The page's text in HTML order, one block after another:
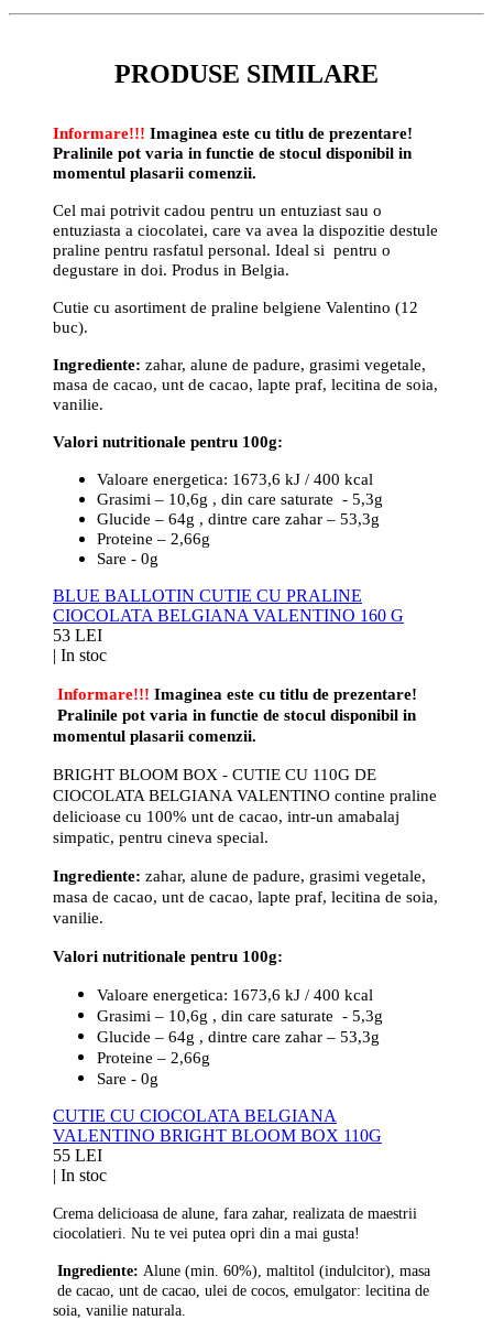
PRODUSE SIMILARE
Informare!!! Imaginea este cu titlu de prezentare!
Pralinile pot varia in functie de stocul disponibil in
momentul plasarii comenzii.
Cel mai potrivit cadou pentru un entuziast sau o
entuziasta a ciocolatei, care va avea la dispozitie destule
praline pentru rasfatul personal. Ideal si pentru o
degustare in doi. Produs in Belgia.
Cutie cu asortiment de praline belgiene Valentino (12
buc).
Ingrediente: zahar, alune de padure, grasimi vegetale,
masa de cacao, unt de cacao, lapte praf, lecitina de soia,
vanilie.
Valori nutritionale pentru 100g:
Valoare energetica: 1673,6 kJ / 400 kcal
Grasimi – 10,6g , din care saturate - 5,3g
Glucide – 64g , dintre care zahar – 53,3g
Proteine – 2,66g
Sare - 0g
BLUE BALLOTIN CUTIE CU PRALINE
CIOCOLATA BELGIANA VALENTINO 160 G
53 LEI
| In stoc
Informare!!! Imaginea este cu titlu de prezentare!
Pralinile pot varia in functie de stocul disponibil in
momentul plasarii comenzii.
BRIGHT BLOOM BOX - CUTIE CU 110G DE
CIOCOLATA BELGIANA VALENTINO contine praline
delicioase cu 100% unt de cacao, intr-un amabalaj
simpatic, pentru cineva special.
Ingrediente: zahar, alune de padure, grasimi vegetale,
masa de cacao, unt de cacao, lapte praf, lecitina de soia,
vanilie.
Valori nutritionale pentru 100g:
Valoare energetica: 1673,6 kJ / 400 kcal
Grasimi – 10,6g , din care saturate - 5,3g
Glucide – 64g , dintre care zahar – 53,3g
Proteine – 2,66g
Sare - 0g
CUTIE CU CIOCOLATA BELGIANA
VALENTINO BRIGHT BLOOM BOX 110G
55 LEI
| In stoc
Crema delicioasa de alune, fara zahar, realizata de maestrii
ciocolatieri. Nu te vei putea opri din a mai gusta!
Ingrediente: Alune (min. 60%), maltitol (indulcitor), masa
de cacao, unt de cacao, ulei de cocos, emulgator: lecitina de
soia, vanilie naturala.